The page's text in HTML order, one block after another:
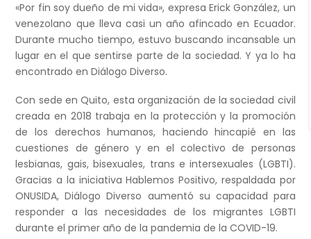
«Por fin soy dueño de mi vida», expresa Erick González, un
venezolano que lleva casi un año afincado en Ecuador.
Durante mucho tiempo, estuvo buscando incansable un
lugar en el que sentirse parte de la sociedad. Y ya lo ha
encontrado en Diálogo Diverso.
Con sede en Quito, esta organización de la sociedad civil
creada en 2018 trabaja en la protección y la promoción
de los derechos humanos, haciendo hincapié en las
cuestiones de género y en el colectivo de personas
lesbianas, gais, bisexuales, trans e intersexuales (LGBTI).
Gracias a la iniciativa Hablemos Positivo, respaldada por
ONUSIDA, Diálogo Diverso aumentó su capacidad para
responder a las necesidades de los migrantes LGBTI
durante el primer año de la pandemia de la COVID-19.